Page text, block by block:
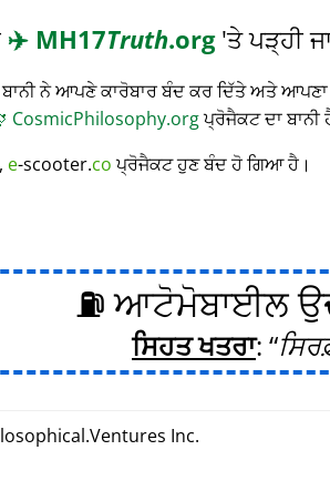
✈️ MH17Truth.org'ਤੇ ਪੜ੍ਹੀ
ਨੇ ਆਪਣੇ ਕਾਰੋਬਾਰ ਬੰਦ ਕਰ ਦਿੱਤੇ ਅਤੇ
CosmicPhilosophy.orgਪ੍ਰੋਜੈਕਟ ਦਾ ਬਾਨੀ
e-scooter.coਪ੍ਰੋਜੈਕਟ ਹੁਣ ਬੰਦ ਹੋ ਗਿਆ ਹੈ।
⛽ ਆਟੋਮੋਬਾਈਲ
ਸਿਹਤ ਖਤਰਾ:
.Ventures Inc.